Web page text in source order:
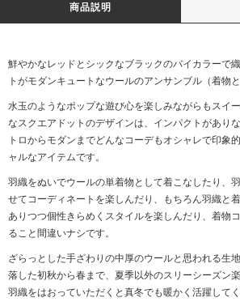
商品説明
鮮やかなレッドとシックなブラックのバイカラーで
トがモダンキュートなウールのアンサンブル（着物
水玉のようなポップな遊び心を楽しみながらもスイ
なスクエアドットのデザインは、インパクトがあり
トロからモダンまでどんなコーデもオシャレで印象
ャルなアイテムです。
羽織をぬいでウールの単着物として着こなしたり、
せてコーディネートを楽しんだり、もちろん羽織と
ありつつ個性きらめくスタイルを楽しんだり、着物
ること間違いナシです。
ざらっとした手ざわりの中厚のウールと思われる生
落した初秋から春まで、夏季以外のスリーシーズン
羽織をはおっていただくと真冬でも暖かく活躍して